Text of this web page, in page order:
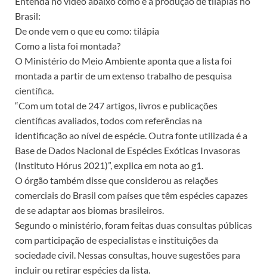
Brasil:
De onde vem o que eu como: tilápia
Como a lista foi montada?
O Ministério do Meio Ambiente aponta que a lista foi
montada a partir de um extenso trabalho de pesquisa
científica.
“Com um total de 247 artigos, livros e publicações
científicas avaliados, todos com referências na
identificação ao nível de espécie. Outra fonte utilizada é a
Base de Dados Nacional de Espécies Exóticas Invasoras
(Instituto Hórus 2021)”, explica em nota ao g1.
O órgão também disse que considerou as relações
comerciais do Brasil com países que têm espécies capazes
de se adaptar aos biomas brasileiros.
Segundo o ministério, foram feitas duas consultas públicas
com participação de especialistas e instituições da
sociedade civil. Nessas consultas, houve sugestões para
incluir ou retirar espécies da lista.